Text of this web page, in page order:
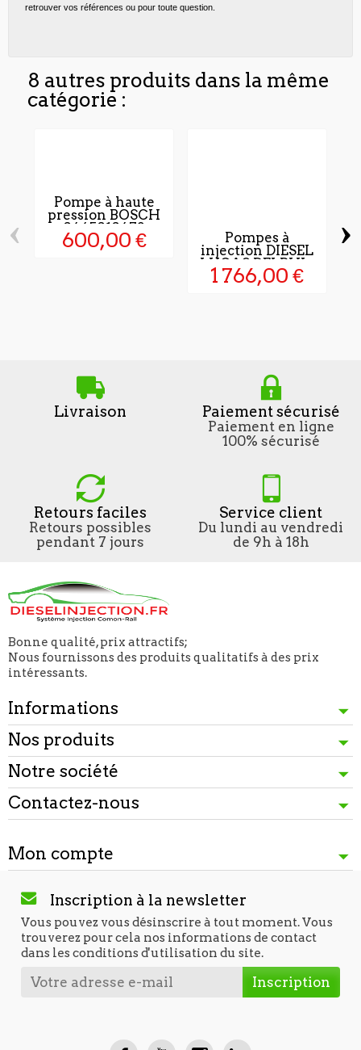
retrouver vos références ou pour toute question.
8 autres produits dans la même
catégorie :
Pompe à haute
pression BOSCH
0445010472
600,00 €
Pompes à
injection DIESEL
LUCAS DELPHI...
1 766,00 €
‹ ›
Livraison Paiement sécurisé
Paiement en ligne
100% sécurisé
Retours faciles
Retours possibles
pendant 7 jours
Service client
Du lundi au vendredi
de 9h à 18h
Bonne qualité, prix attractifs;
Nous fournissons des produits qualitatifs à des prix
intéressants.
Informations
Nos produits
Notre société
Contactez-nous
Mon compte
Inscription à la newsletter
Vous pouvez vous désinscrire à tout moment. Vous
trouverez pour cela nos informations de contact
dans les conditions d'utilisation du site.